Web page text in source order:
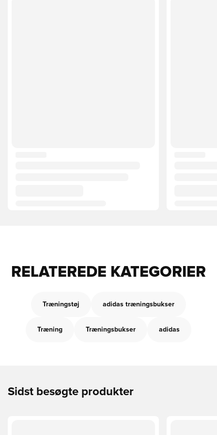
RELATEREDE KATEGORIER
Træningstøj adidas træningsbukser
Træning Træningsbukser adidas
Sidst besøgte produkter